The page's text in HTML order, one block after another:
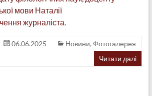
мови Наталії
журналіста.
06.06.2025 Новини, Фотогалерея
Читати далі